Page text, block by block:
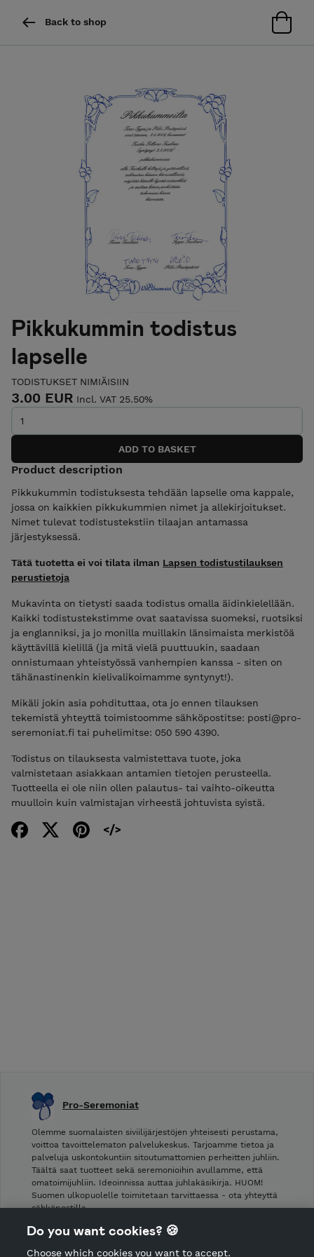
Back to shop
Pikkukummin todistus
lapselle
TODISTUKSET NIMIÄISIIN
3.00 EUR Incl. VAT 25.50%
Product description
Pikkukummin todistuksesta tehdään lapselle oma kappale,
jossa on kaikkien pikkukummien nimet ja allekirjoitukset.
Nimet tulevat todistustekstiin tilaajan antamassa
järjestyksessä.
Tätä tuotetta ei voi tilata ilman Lapsen todistustilauksen
perustietoja
Mukavinta on tietysti saada todistus omalla äidinkielellään.
Kaikki todistustekstimme ovat saatavissa suomeksi, ruotsiksi
ja englanniksi, ja jo monilla muillakin länsimaista merkistöä
käyttävillä kielillä (ja mitä vielä puuttuukin, saadaan
onnistumaan yhteistyössä vanhempien kanssa ­- siten on
tähänastinenkin kielivalikoimamme syntynyt!).
Mikäli jokin asia pohdituttaa, ota jo ennen tilauksen
tekemistä yhteyttä toimistoomme sähköpostitse: posti@pro-
seremoniat.fi tai puhelimitse: 050 590 4390.
Todistus on tilauksesta valmistettava tuote, joka
valmistetaan asiakkaan antamien tietojen perusteella.
Tuotteella ei ole niin ollen palautus- tai vaihto-oikeutta
muulloin kuin valmistajan virheestä johtuvista syistä.
Pro-Seremoniat
Olemme suomalaisten siviilijärjestöjen yhteisesti perustama,
voittoa tavoittelematon palvelukeskus. Tarjoamme tietoa ja
palveluja uskontokuntiin sitoutumattomien perheitten juhliin.
Täältä saat tuotteet sekä seremonioihin avullamme, että
omatoimijuhliin. Ideoinnissa auttaa juhlakäsikirja. HUOM!
Suomen ulkopuolelle toimitetaan tarvittaessa - ota yhteyttä
sähköpostilla.
Shop Terms and Conditions
Do you want cookies? 🍪
Choose which cookies you want to accept.